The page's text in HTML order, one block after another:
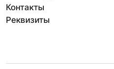
Контакты
Реквизиты